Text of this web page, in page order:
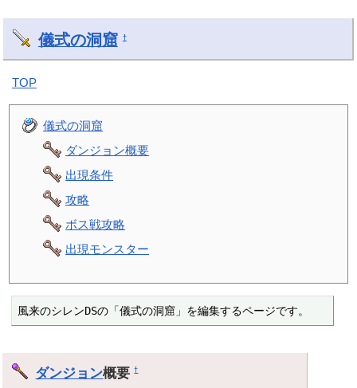
儀式の洞窟 †
TOP
儀式の洞窟
ダンジョン概要
出現条件
攻略
ボス戦攻略
出現モンスター
風来のシレンDSの「儀式の洞窟」を編集するページです。
ダンジョン概要†